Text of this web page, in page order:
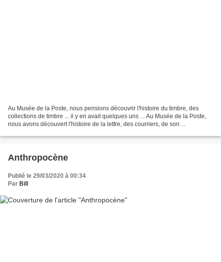
Au Musée de la Poste, nous pensions découvrir l'histoire du timbre, des
collections de timbre ... il y en avait quelques uns ... Au Musée de la Poste,
nous avons découvert l'histoire de la lettre, des courriers, de son
Anthropocène
Publié le 29/03/2020 à 00:34
Par Bill